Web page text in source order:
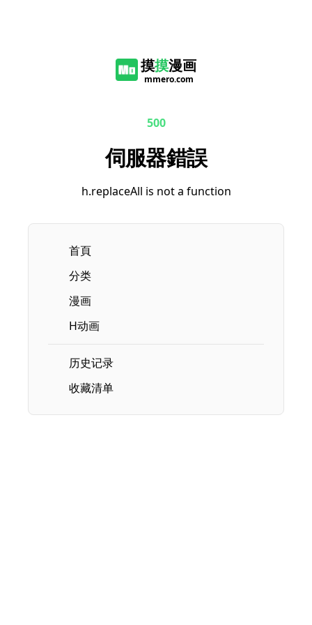
摸摸漫画
mmero.com
500
伺服器錯誤
h.replaceAll is not a function
首頁
分类
漫画
H动画
历史记录
收藏清单